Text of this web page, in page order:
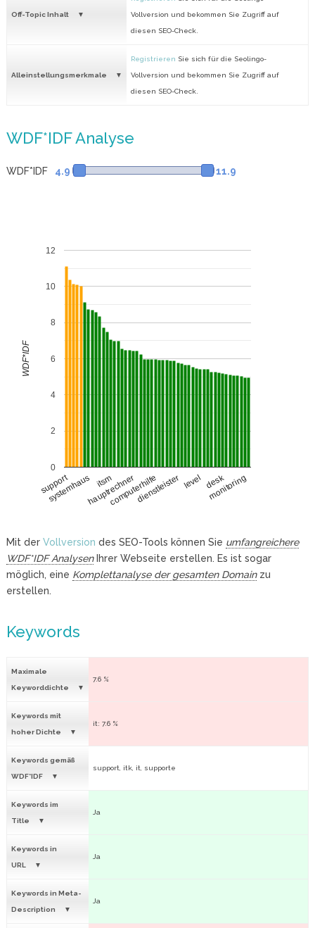
Off-Topic Inhalt Vollversion und bekommen Sie Zugriff auf
diesen SEO-Check.
Alleinstellungsmerkmale
Registrieren Sie sich für die Seolingo-
Vollversion und bekommen Sie Zugriff auf
diesen SEO-Check.
WDF*IDF Analyse
WDF*IDF 4.9 11.9
support
systemhaus itsm
hauptrechner
computerhilfedienstleister level desk
monitoring
0
2
4
6
8
10
12
WDF*IDF
Mit der Vollversion des SEO-Tools können Sie umfangreichere
WDF*IDF AnalysenIhrer Webseite erstellen. Es ist sogar
möglich, eine Komplettanalyse der gesamten Domainzu
erstellen.
Keywords
Maximale
Keyworddichte
7.6 %
Keywords mit
hoher Dichte
it: 7.6 %
Keywords gemäß
WDF*IDF
support, itk, it, supporte
Keywords im
Title
Ja
Keywords in
URL
Ja
Keywords in Meta-
Description
Ja